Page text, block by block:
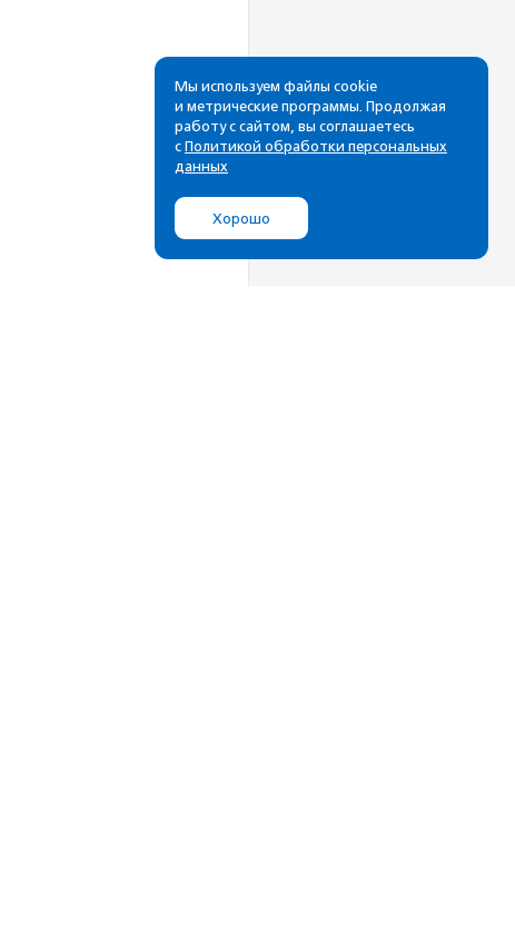
Рассылка
Cамые свежие новости,
почтовом ящике
Мы используем файлы cookie
и метрические программы. Продолжая
работу с сайтом, вы соглашаетесь
с Политикой обработки персональных
данных
Хорошо